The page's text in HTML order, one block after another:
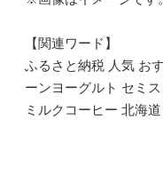
【関連ワード】
ふるさと納税 人気 お
ーンヨーグルト セミ
ミルクコーヒー 北海